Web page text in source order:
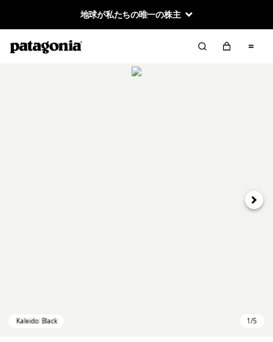
地球が私たちの唯一の株主
次へ